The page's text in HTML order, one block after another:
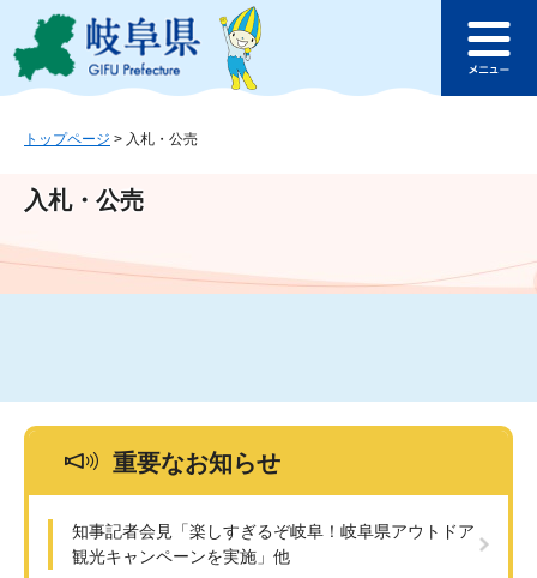
ジ
ュ
文
このページの本文へ
ュ
トップページ > 入札・公売
入札・公売
重要なお知らせ
知事記者会見「楽しすぎるぞ岐阜！岐阜県アウトドア
観光キャンペーンを実施」他